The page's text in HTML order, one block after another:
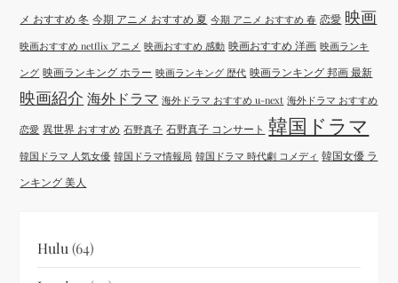
メ おすすめ 冬 今期 アニメ おすすめ 夏 今期 アニメ おすすめ 春 恋愛 映画
映画おすすめ netflix アニメ 映画おすすめ 感動 映画おすすめ 洋画 映画ランキ
ング 映画ランキング ホラー 映画ランキング 歴代 映画ランキング 邦画 最新
映画紹介 海外ドラマ 海外ドラマ おすすめ u-next 海外ドラマ おすすめ
恋愛 異世界 おすすめ 石野真子 石野真子 コンサート 韓国ドラマ
韓国ドラマ 人気女優 韓国ドラマ情報局 韓国ドラマ 時代劇 コメディ 韓国女優 ラ
ンキング 美人
Hulu (64)